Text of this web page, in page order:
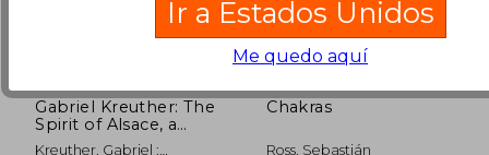
Gabriel Kreuther: The
Spirit of Alsace, a
Cookbook (en Inglés)
Kreuther, Gabriel ;
Chakras
Ross, Sebastián
Ir a Estados Unidos
Me quedo aquí